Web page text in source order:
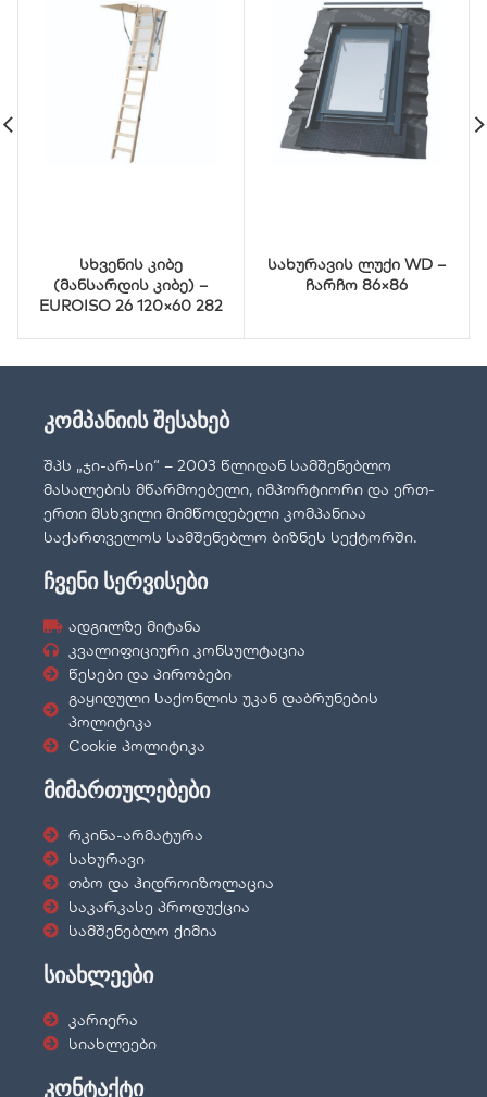
სხვენის კიბე
(მანსარდის კიბე) –
EUROISO 26 120×60 282
სახურავის ლუქი WD –
ჩარჩო 86×86
კომპანიის შესახებ
შპს „ჯი-არ-სი“ – 2003 წლიდან სამშენებლო
მასალების მწარმოებელი, იმპორტიორი და ერთ-
ერთი მსხვილი მიმწოდებელი კომპანიაა
საქართველოს სამშენებლო ბიზნეს სექტორში.
ჩვენი სერვისები
ადგილზე მიტანა
კვალიფიციური კონსულტაცია
წესები და პირობები
გაყიდული საქონლის უკან დაბრუნების
პოლიტიკა
Cookie პოლიტიკა
მიმართულებები
რკინა-არმატურა
სახურავი
თბო და ჰიდროიზოლაცია
საკარკასე პროდუქცია
სამშენებლო ქიმია
სიახლეები
კარიერა
სიახლეები
კონტაქტი